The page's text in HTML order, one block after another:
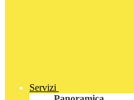
Servizi